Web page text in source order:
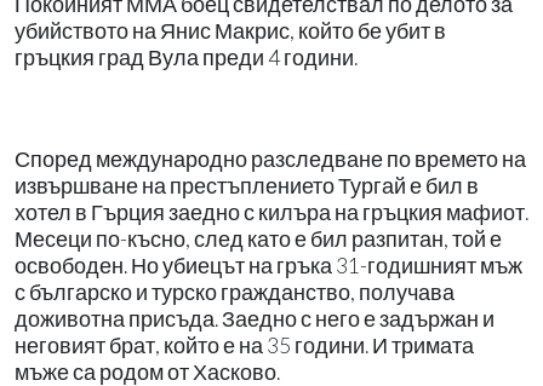
убийството на Янис Макрис, който бе убит в
гръцкия град Вула преди 4 години.
Според международно разследване по времето на
извършване на престъплението Тургай е бил в
хотел в Гърция заедно с килъра на гръцкия мафиот.
Месеци по-късно, след като е бил разпитан, той е
освободен. Но убиецът на гръка 31-годишният мъж
с българско и турско гражданство, получава
доживотна присъда. Заедно с него е задържан и
неговият брат, който е на 35 години. И тримата
мъже са родом от Хасково.